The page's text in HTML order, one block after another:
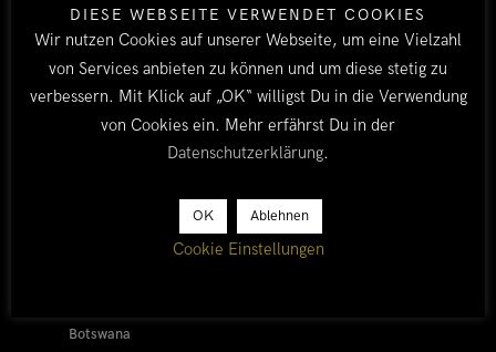
LÄNDER
Botswana
DIESE WEBSEITE VERWENDET COOKIES
Wir nutzen Cookies auf unserer Webseite, um eine Vielzahl
von Services anbieten zu können und um diese stetig zu
verbessern. Mit Klick auf „OK“ willigst Du in die Verwendung
von Cookies ein. Mehr erfährst Du in der
Datenschutzerklärung.
OK Ablehnen
Cookie Einstellungen